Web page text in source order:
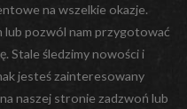
na wszelkie okazje.
lub pozwól nam przygotować
Stale śledzimy nowości i
jesteś zainteresowany
naszej stronie zadzwoń lub